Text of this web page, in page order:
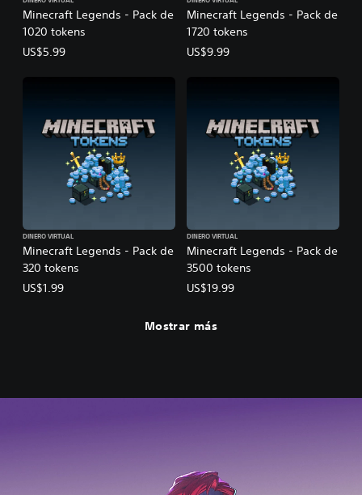
Minecraft Legends - Pack de
1020 tokens
US$5.99
Minecraft Legends - Pack de
1720 tokens
US$9.99
Minecraft Legends - Pack de
320 tokens
DINERO VIRTUAL
US$1.99
Minecraft Legends - Pack de
3500 tokens
DINERO VIRTUAL
US$19.99
Mostrar más